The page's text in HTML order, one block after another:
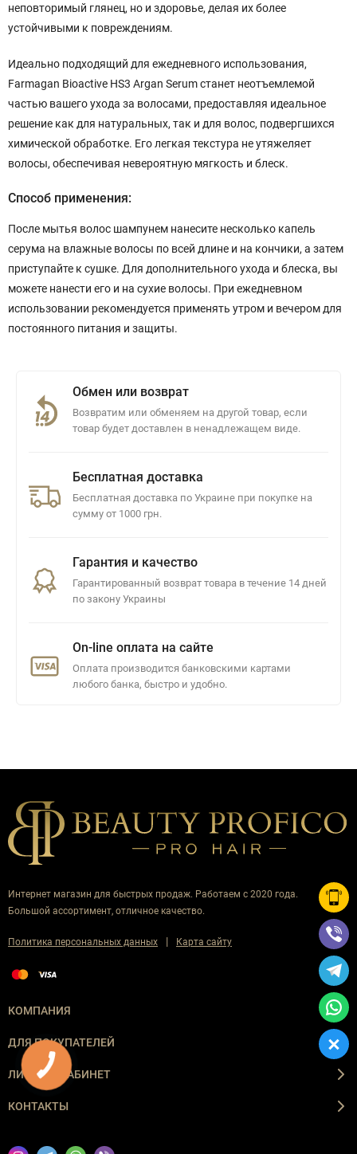
неповторимый глянец, но и здоровье, делая их более
устойчивыми к повреждениям.
Идеально подходящий для ежедневного использования,
Farmagan Bioactive HS3 Argan Serum станет неотъемлемой
частью вашего ухода за волосами, предоставляя идеальное
решение как для натуральных, так и для волос, подвергшихся
химической обработке. Его легкая текстура не утяжеляет
волосы, обеспечивая невероятную мягкость и блеск.
Способ применения:
После мытья волос шампунем нанесите несколько капель
серума на влажные волосы по всей длине и на кончики, а затем
приступайте к сушке. Для дополнительного ухода и блеска, вы
можете нанести его и на сухие волосы. При ежедневном
использовании рекомендуется применять утром и вечером для
постоянного питания и защиты.
Обмен или возврат
Возвратим или обменяем на другой товар, если
товар будет доставлен в ненадлежащем виде.
Бесплатная доставка
Бесплатная доставка по Украине при покупке на
сумму от 1000 грн.
Гарантия и качество
Гарантированный возврат товара в течение 14 дней
по закону Украины
On-line оплата на сайте
Оплата производится банковскими картами
любого банка, быстро и удобно.
Интернет магазин для быстрых продаж. Работаем с 2020 года.
Большой ассортимент, отличное качество.
Политика персональных данных | Карта сайту
КОМПАНИЯ
ДЛЯ ПОКУПАТЕЛЕЙ
ЛИЧНЫЙ КАБИНЕТ
КОНТАКТЫ